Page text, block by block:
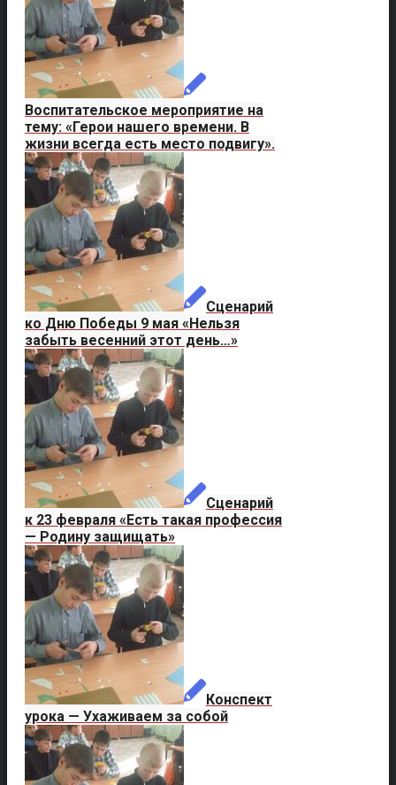
Воспитательское мероприятие на
тему: «Герои нашего времени. В
жизни всегда есть место подвигу».
Сценарий
ко Дню Победы 9 мая «Нельзя
забыть весенний этот день…»
Сценарий
к 23 февраля «Есть такая профессия
— Родину защищать»
Конспект
урока — Ухаживаем за собой